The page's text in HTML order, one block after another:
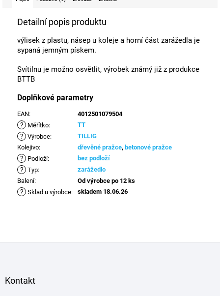
Detailní popis produktu
výlisek z plastu, násep u koleje a horní část zarážedla je
sypaná jemným pískem.
Svítilnu je možno osvětlit, výrobek známý již z produkce
BTTB
Doplňkové parametry
EAN: 4012501079504
? Měřítko: TT
? Výrobce:
TILLIG
Kolejivo: dřevěné pražce, betonové pražce
? Podloží: bez podloží
? Typ:
zarážedlo
Balení: Od výrobce po 12 ks
? Sklad u výrobce: skladem 18.06.26
Kontakt